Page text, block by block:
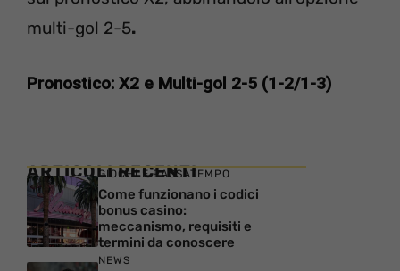
multi-gol 2-5.
Pronostico: X2 e Multi-gol 2-5 (1-2/1-3)
ARTICOLI RECENTI
GIOCHI E PASSATEMPO
Come funzionano i codici
bonus casino:
meccanismo, requisiti e
termini da conoscere
NEWS